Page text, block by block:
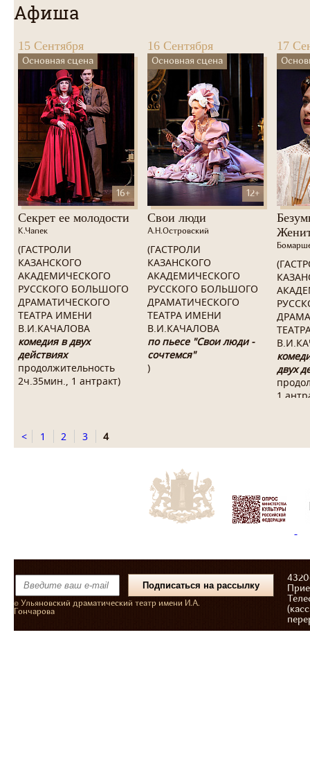
Афиша
15 Сентября
Основная сцена
16+
Секрет ее молодости
К.Чапек
(ГАСТРОЛИ
КАЗАНСКОГО
АКАДЕМИЧЕСКОГО
РУССКОГО БОЛЬШОГО
ДРАМАТИЧЕСКОГО
ТЕАТРА ИМЕНИ
В.И.КАЧАЛОВА
комедия в двух
действиях
продолжительность
2ч.35мин., 1 антракт)
16 Сентября
Основная сцена
12+
Свои люди
А.Н.Островский
(ГАСТРОЛИ
КАЗАНСКОГО
АКАДЕМИЧЕСКОГО
РУССКОГО БОЛЬШОГО
ДРАМАТИЧЕСКОГО
ТЕАТРА ИМЕНИ
В.И.КАЧАЛОВА
по пьесе "Свои люди -
сочтемся"
)
17
двух
1
< 1 2 3 4
© Ульяновский драматический театр имени И.А.
Гончарова